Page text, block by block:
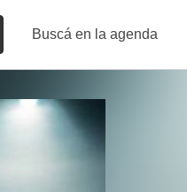
Buscá en la agenda